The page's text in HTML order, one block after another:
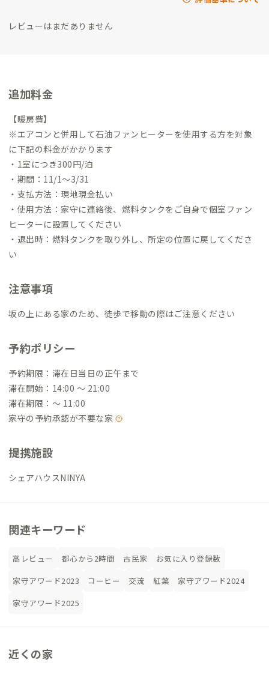
レビューはまだありません
追加料金
【暖房費】
※エアコンと併用して石油ファンヒーターを使用する方を対象
に下記の料金がかかります
・1室につき300円/泊
・期間：11/1〜3/31
・支払方法：現地現金払い
・使用方法：家守に連絡後、燃料タンクをご自身で個室ファン
ヒーターに設置してください
・退出時：燃料タンクを取り外し、所定の位置に戻してくださ
い
注意事項
坂の上にある家のため、徒歩で移動の際はご注意ください
予約ポリシー
予約期限：滞在日当日の正午まで
滞在開始：14:00 〜 21:00
滞在期限：〜 11:00
家守の予約承認が不要な家
提携施設
シェアハウスNINYA
関連キーワード
高レビュー 都心から2時間 古民家
お気に入り登録数
家守アワード2023
コーヒー 交流 紅葉
家守アワード2024
家守アワード2025
近くの家